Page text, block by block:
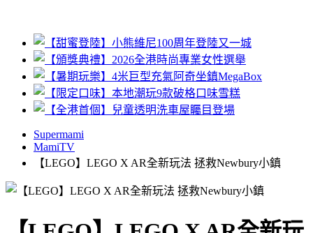
Supermami
MamiTV
【LEGO】LEGO X AR全新玩法 拯救Newbury小鎮